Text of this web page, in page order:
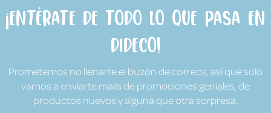
¡Entérate de todo lo que pasa en
Dideco!
Prometemos no llenarte el buzón de correos, así que solo
vamos a enviarte mails de promociones geniales, de
productos nuevos y alguna que otra sorpresa.